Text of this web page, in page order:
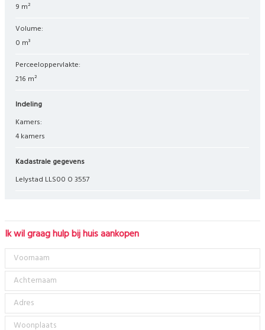
9 m²
Volume:
0 m³
Perceeloppervlakte:
216 m²
Indeling
Kamers:
4 kamers
Kadastrale gegevens
Lelystad LLS00 O 3557
Ik wil graag hulp bij huis aankopen